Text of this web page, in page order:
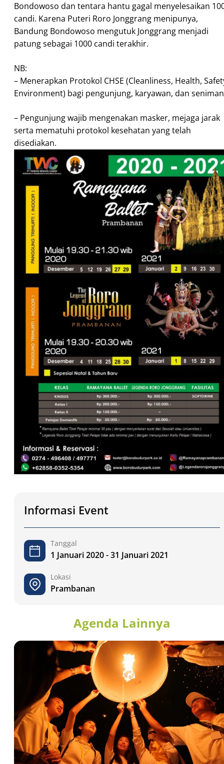
Bondowoso dan tentara hantu gagal menyelesaikan
candi. Karena Puteri Roro Jonggrang menipunya,
Bandung Bondowoso mengutuk Jonggrang menjadi
patung sebagai 1000 candi terakhir.
NB:
– Menerapkan Protokol CHSE (Cleanliness, Health,
Environment) bagi pengunjung, karyawan, dan
– Pengunjung wajib mengenakan masker, mejaga jarak
serta mematuhi protokol kesehatan yang telah
disediakan.
Informasi Event
Tanggal
1 Januari 2020 - 31 Januari 2021
Lokasi
Prambanan
Agenda Lainnya